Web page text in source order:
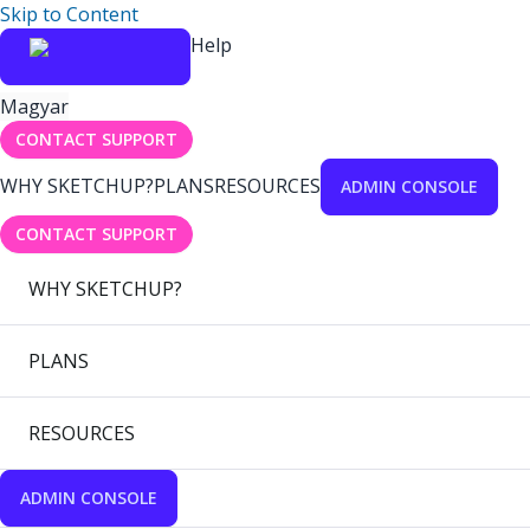
Skip to Content
Help
Magyar
CONTACT SUPPORT
WHY SKETCHUP?PLANSRESOURCES ADMIN CONSOLE
CONTACT SUPPORT
WHY SKETCHUP?
PLANS
RESOURCES
ADMIN CONSOLE